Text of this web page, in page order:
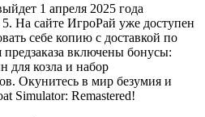
1 апреля 2025 года
На сайте ИгроРай уже доступен
себе копию с доставкой по
включены бонусы:
для козла и набор
Окунитесь в мир безумия и
Simulator: Remastered!